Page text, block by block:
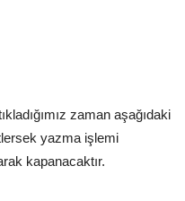
zaman aşağıdaki
yazma işlemi
kapanacaktır.